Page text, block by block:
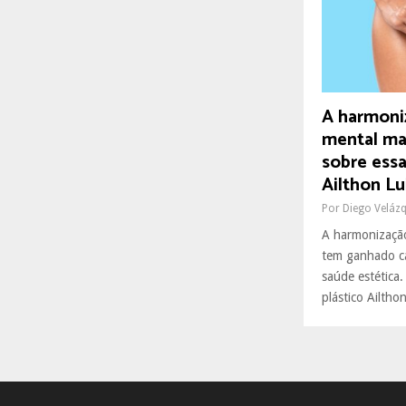
A
mental
sobre
Ailthon
Por Diego
A
tem ganhado
saúde
plástico